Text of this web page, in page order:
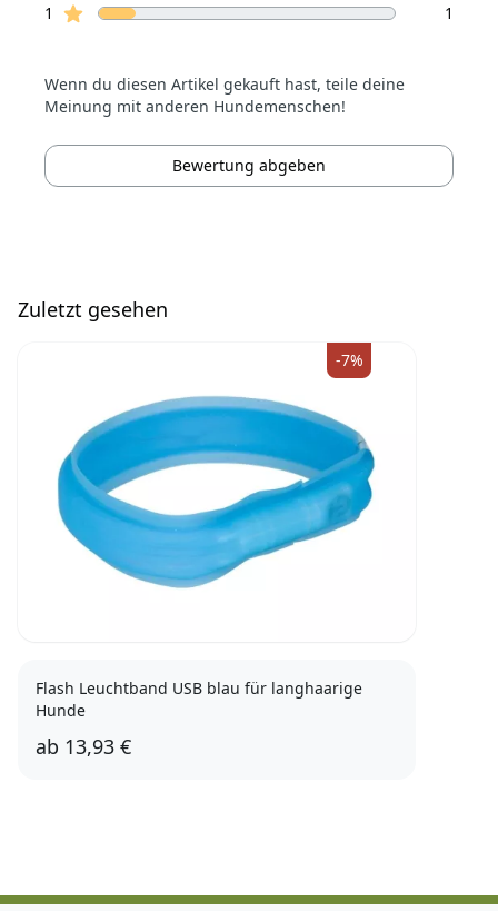
1
Sterne Bewertungen 1
Wenn du diesen Artikel gekauft hast, teile deine
Meinung mit anderen Hundemenschen!
Bewertung abgeben
Zuletzt gesehen
-7%
Flash Leuchtband USB blau für langhaarige
Hunde
ab 13,93 €